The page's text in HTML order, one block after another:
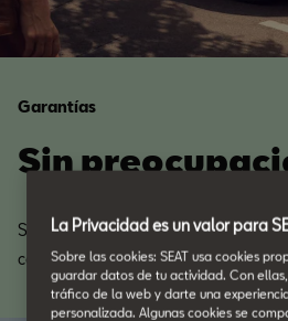
Garantías
Sin
Sea cual sea tu destino, no hay una
conducir tu SEAT sin preocupaciones.
La Privacidad es un valor para
Sobre las cookies: SEAT usa cookies
guardar datos de tu actividad. Con
tráfico de la web y darte una
personalizada. Algunas cookies se